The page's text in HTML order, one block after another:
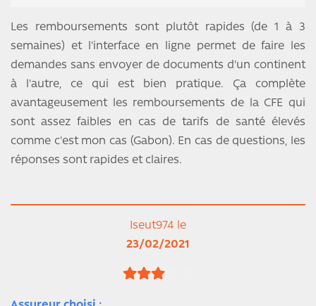
Les remboursements sont plutôt rapides (de 1 à 3
semaines) et l'interface en ligne permet de faire les
demandes sans envoyer de documents d'un continent
à l'autre, ce qui est bien pratique. Ça complète
avantageusement les remboursements de la CFE qui
sont assez faibles en cas de tarifs de santé élevés
comme c'est mon cas (Gabon). En cas de questions, les
réponses sont rapides et claires.
Iseut974 le
23/02/2021